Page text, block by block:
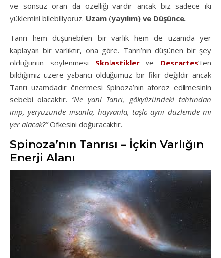
ve sonsuz oran da özelliği vardır ancak biz sadece iki
yüklemini bilebiliyoruz. Uzam (yayılım) ve Düşünce.
Tanrı hem düşünebilen bir varlık hem de uzamda yer
kaplayan bir varlıktır, ona göre. Tanrı’nın düşünen bir şey
olduğunun söylenmesi Skolastiklerve Descartes’ten
bildiğimiz üzere yabancı olduğumuz bir fikir değildir ancak
Tanrı uzamdadır önermesi Spinoza’nın aforoz edilmesinin
sebebi olacaktır. “Ne yani Tanrı, gökyüzündeki tahtından
inip, yeryüzünde insanla, hayvanla, taşla aynı düzlemde mi
yer alacak?”Öfkesini doğuracaktır.
Spinoza’nın Tanrısı – İçkin Varlığın
Enerji Alanı